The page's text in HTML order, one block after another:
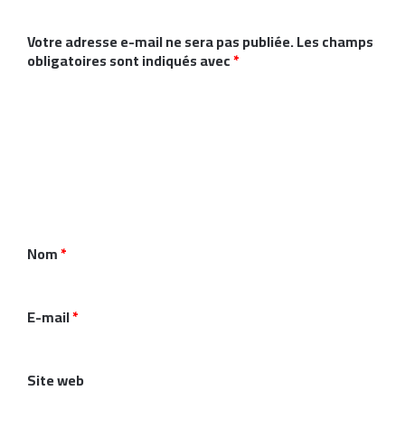
Votre adresse e-mail ne sera pas publiée.Les champs
obligatoires sont indiqués avec*
t
i
*
Nom*
E-mail*
Site web